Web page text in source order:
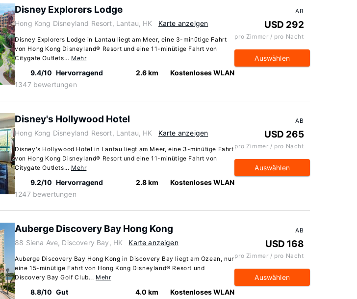
Disney Explorers Lodge
Hong Kong Disneyland Resort, Lantau, HK Karte anzeigen
Disney Explorers Lodge in Lantau liegt am Meer, eine 3-minütige Fahrt
von Hong Kong Disneyland® Resort und eine 11-minütige Fahrt von
Citygate Outlets... Mehr
9.4/10 Hervorragend
1347 bewertungen
2.6 km Kostenloses WLAN
AB
USD 292
pro Zimmer / pro Nacht
Auswählen
Disney's Hollywood Hotel
Hong Kong Disneyland Resort, Lantau, HK Karte anzeigen
Disney's Hollywood Hotel in Lantau liegt am Meer, eine 3-minütige Fahrt
von Hong Kong Disneyland® Resort und eine 11-minütige Fahrt von
Citygate Outlets... Mehr
9.2/10 Hervorragend
1247 bewertungen
2.8 km Kostenloses WLAN
AB
USD 265
pro Zimmer / pro Nacht
Auswählen
Auberge Discovery Bay Hong Kong
88 Siena Ave, Discovery Bay, HK Karte anzeigen
Auberge Discovery Bay Hong Kong in Discovery Bay liegt am Ozean, nur
eine 15-minütige Fahrt von Hong Kong Disneyland® Resort und
Discovery Bay Golf Club... Mehr
8.8/10 Gut
4.0 km Kostenloses WLAN
AB
USD 168
pro Zimmer / pro Nacht
Auswählen